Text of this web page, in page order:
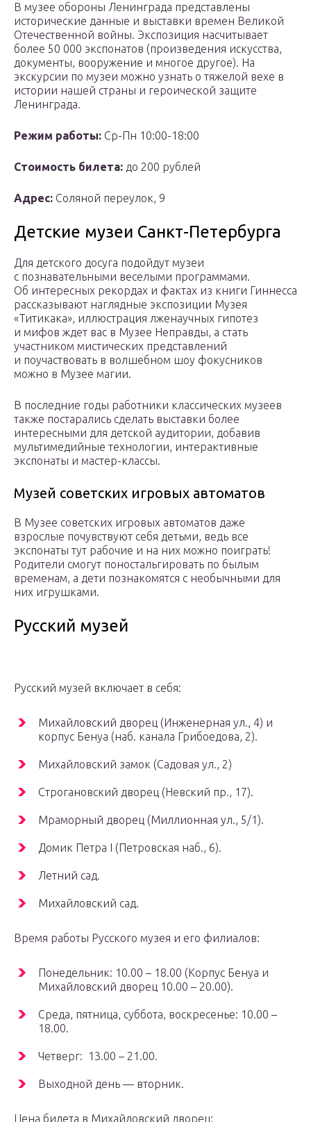
В музее обороны Ленинграда представлены
исторические данные и выставки времен Великой
Отечественной войны. Экспозиция насчитывает
более 50 000 экспонатов (произведения искусства,
документы, вооружение и многое другое). На
экскурсии по музеи можно узнать о тяжелой вехе в
истории нашей страны и героической защите
Ленинграда.
Режим работы: Ср-Пн 10:00-18:00
Стоимость билета: до 200 рублей
Адрес: Соляной переулок, 9
Детские музеи Санкт-Петербурга
Для детского досуга подойдут музеи
с познавательными веселыми программами.
Об интересных рекордах и фактах из книги Гиннесса
рассказывают наглядные экспозиции Музея
«Титикака», иллюстрация лженаучных гипотез
и мифов ждет вас в Музее Неправды, а стать
участником мистических представлений
и поучаствовать в волшебном шоу фокусников
можно в Музее магии.
В последние годы работники классических музеев
также постарались сделать выставки более
интересными для детской аудитории, добавив
мультимедийные технологии, интерактивные
экспонаты и мастер-классы.
Музей советских игровых автоматов
В Музее советских игровых автоматов даже
взрослые почувствуют себя детьми, ведь все
экспонаты тут рабочие и на них можно поиграть!
Родители смогут поностальгировать по былым
временам, а дети познакомятся с необычными для
них игрушками.
Русский музей
Русский музей включает в себя:
Михайловский дворец (Инженерная ул., 4) и
корпус Бенуа (наб. канала Грибоедова, 2).
Михайловский замок (Садовая ул., 2)
Строгановский дворец (Невский пр., 17).
Мраморный дворец (Миллионная ул., 5/1).
Домик Петра I (Петровская наб., 6).
Летний сад.
Михайловский сад.
Время работы Русского музея и его филиалов:
Понедельник: 10.00 – 18.00 (Корпус Бенуа и
Михайловский дворец 10.00 – 20.00).
Среда, пятница, суббота, воскресенье: 10.00 –
18.00.
Четверг: 13.00 – 21.00.
Выходной день — вторник.
Цена билета в Михайловский дворец: